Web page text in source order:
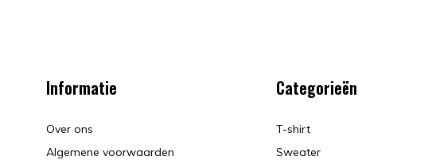
Informatie
Over ons
Algemene voorwaarden
Categorieën
T-shirt
Sweater